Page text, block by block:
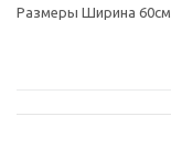
Размеры Ширина 60см